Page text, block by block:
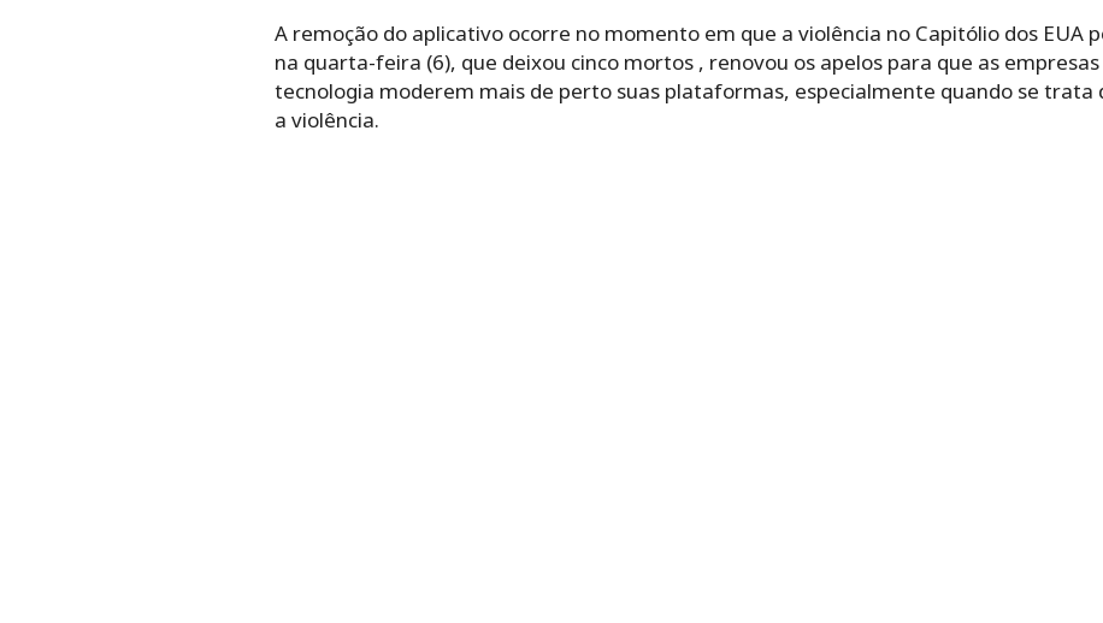
A remoção do aplicativo ocorre no momento em que a violência no Capitólio dos EUA
na quarta-feira (6), que deixou cinco mortos , renovou os apelos para que as
tecnologia moderem mais de perto suas plataformas, especialmente quando se trata
a violência.